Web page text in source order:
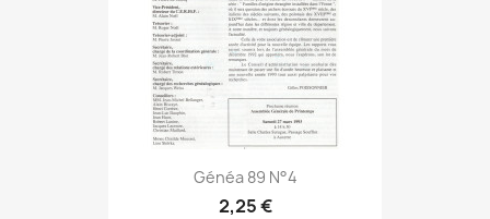
Généa 89 N°4
2,25 €